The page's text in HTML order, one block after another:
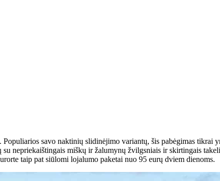
savo naktinių slidinėjimo variantų, šis pabėgimas
nepriekaištingais miškų ir žalumynų žvilgsniais ir skirtingais
taip pat siūlomi lojalumo paketai nuo 95 eurų dviem dienoms.